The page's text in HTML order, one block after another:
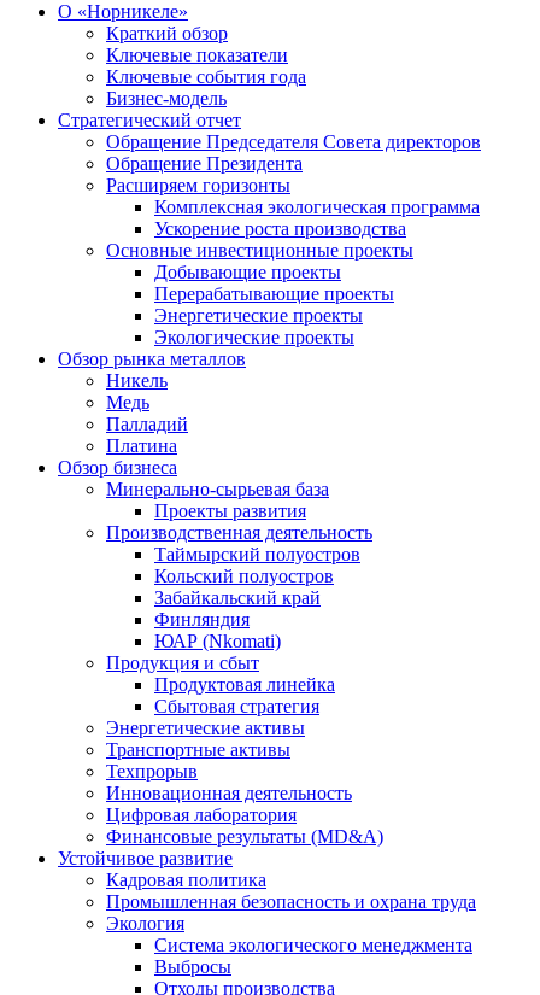
О «Норникеле»
Краткий обзор
Ключевые показатели
Ключевые события года
Бизнес-модель
Стратегический отчет
Обращение Председателя Совета директоров
Обращение Президента
Расширяем горизонты
Комплексная экологическая программа
Ускорение роста производства
Основные инвестиционные проекты
Добывающие проекты
Перерабатывающие проекты
Энергетические проекты
Экологические проекты
Обзор рынка металлов
Никель
Медь
Палладий
Платина
Обзор бизнеса
Минерально-сырьевая база
Проекты развития
Производственная деятельность
Таймырский полуостров
Кольский полуостров
Забайкальский край
Финляндия
ЮАР (Nkomati)
Продукция и сбыт
Продуктовая линейка
Сбытовая стратегия
Энергетические активы
Транспортные активы
Техпрорыв
Инновационная деятельность
Цифровая лаборатория
Финансовые результаты (MD&A)
Устойчивое развитие
Кадровая политика
Промышленная безопасность и охрана труда
Экология
Система экологического менеджмента
Выбросы
Отходы производства